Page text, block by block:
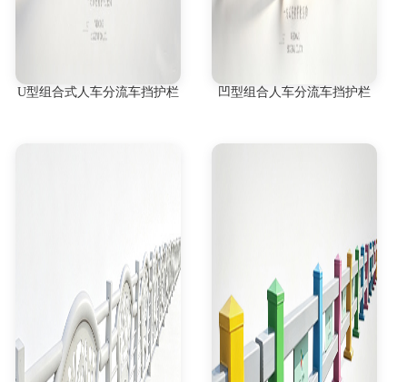
U型组合式人车分流车挡护栏 凹型组合人车分流车挡护栏